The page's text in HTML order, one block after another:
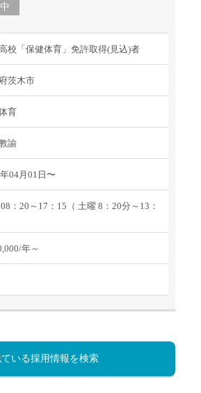
校「保健体育」免許取得(見込)者
茨木市
育
諭
04月01日〜
：20～17：15（ 土曜 8：20分～13：
年～
いる採用情報を検索